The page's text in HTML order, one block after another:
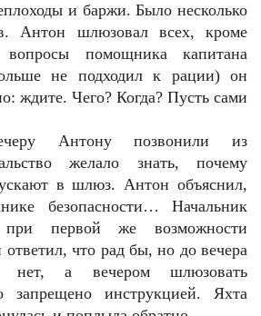
и баржи. Было несколько
Антон шлюзовал всех, кроме
помощника капитана
не подходил к рации) он
ждите. Чего? Когда? Пусть сами
Антону позвонили из
желало знать, почему
в шлюз. Антон объяснил,
безопасности… Начальник
первой же возможности
что рад бы, но до вечера
нет, а вечером шлюзовать
запрещено инструкцией. Яхта